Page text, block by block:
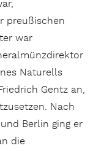
preußischen
war
Naturells
Gentz an,
Nach
Berlin ging er
die